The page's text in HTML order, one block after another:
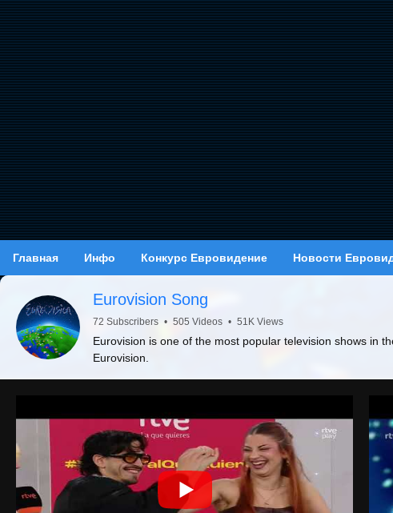
Главная Инфо Конкурс Евровидение Новости
Eurovision Song
72 Subscribers • 505 Videos • 51K Views
Eurovision is one of the most popular television shows in
Eurovision.